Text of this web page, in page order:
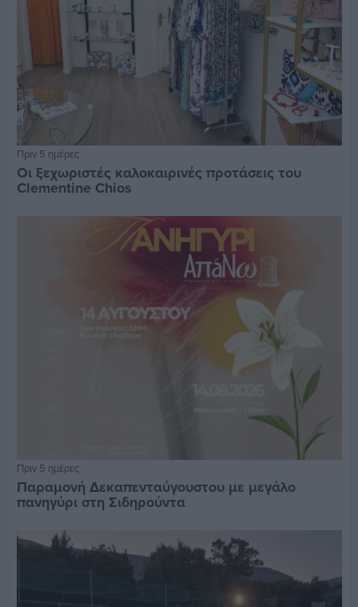
Πριν 5 ημέρες
Οι ξεχωριστές καλοκαιρινές προτάσεις του
Clementine Chios
Πριν 5 ημέρες
Παραμονή Δεκαπενταύγουστου με μεγάλο
πανηγύρι στη Σιδηρούντα